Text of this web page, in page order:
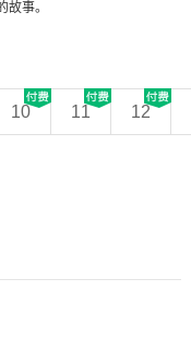
事。
10 11 12